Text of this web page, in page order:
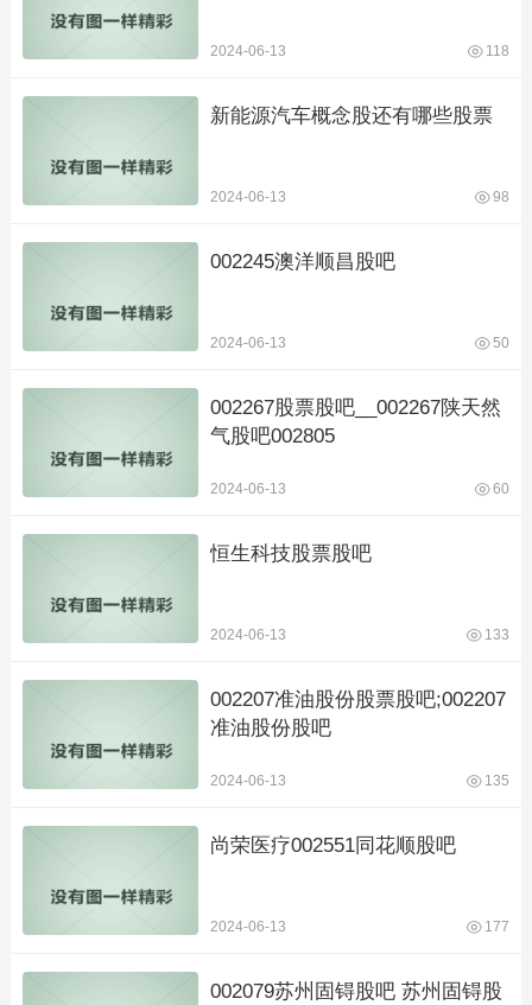
2024-06-13 118
新能源汽车概念股还有哪些股票
2024-06-13 98
002245澳洋顺昌股吧
2024-06-13 50
002267股票股吧__002267陕天然
气股吧002805
2024-06-13 60
恒生科技股票股吧
2024-06-13 133
002207准油股份股票股吧;002207
准油股份股吧
2024-06-13 135
尚荣医疗002551同花顺股吧
2024-06-13 177
002079苏州固锝股吧 苏州固锝股